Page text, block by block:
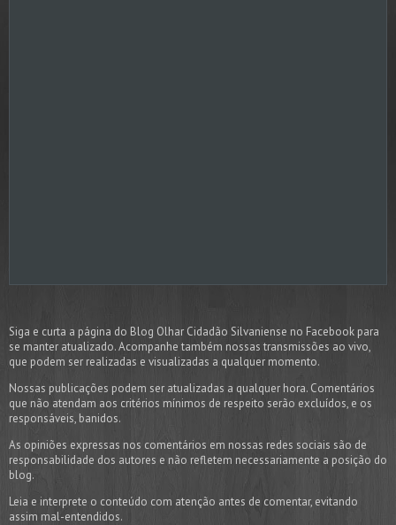
Siga e curta a página do Blog Olhar Cidadão Silvaniense no Facebook para
se manter atualizado. Acompanhe também nossas transmissões ao vivo,
que podem ser realizadas e visualizadas a qualquer momento.
Nossas publicações podem ser atualizadas a qualquer hora. Comentários
que não atendam aos critérios mínimos de respeito serão excluídos, e os
responsáveis, banidos.
As opiniões expressas nos comentários em nossas redes sociais são de
responsabilidade dos autores e não refletem necessariamente a posição do
blog.
Leia e interprete o conteúdo com atenção antes de comentar, evitando
assim mal-entendidos.